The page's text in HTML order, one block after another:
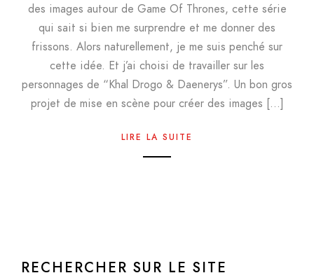
des images autour de Game Of Thrones, cette série
qui sait si bien me surprendre et me donner des
frissons. Alors naturellement, je me suis penché sur
cette idée. Et j’ai choisi de travailler sur les
personnages de “Khal Drogo & Daenerys”. Un bon gros
projet de mise en scène pour créer des images […]
LIRE LA SUITE
RECHERCHER SUR LE SITE